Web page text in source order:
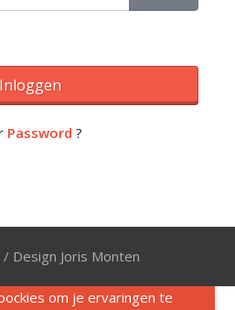
Toon
Inloggen
Password ?
Design Joris Monten
om je ervaringen te